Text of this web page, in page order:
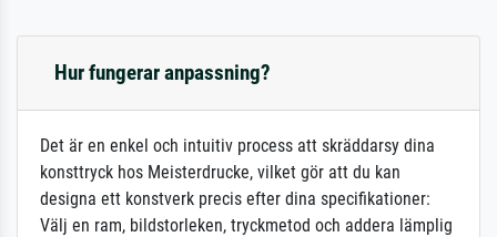
Hur fungerar anpassning?
Det är en enkel och intuitiv process att skräddarsy dina
konsttryck hos Meisterdrucke, vilket gör att du kan
designa ett konstverk precis efter dina specifikationer:
Välj en ram, bildstorleken, tryckmetod och addera lämplig